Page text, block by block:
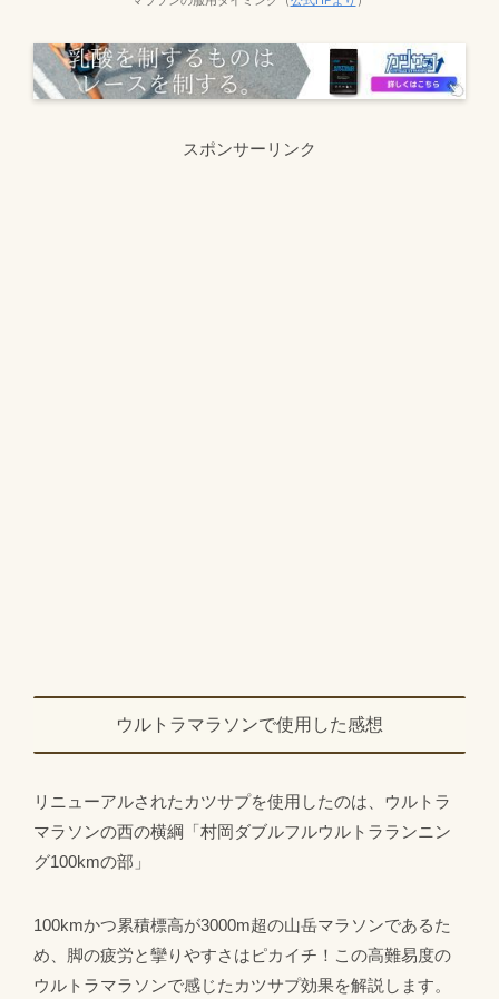
スポンサーリンク
ウルトラマラソンで使用した感想
リニューアルされたカツサプを使用したのは、ウルトラ
マラソンの西の横綱「村岡ダブルフルウルトラランニン
グ100kmの部」
100kmかつ累積標高が3000m超の山岳マラソンであるた
め、脚の疲労と攣りやすさはピカイチ！この高難易度の
ウルトラマラソンで感じたカツサプ効果を解説します。